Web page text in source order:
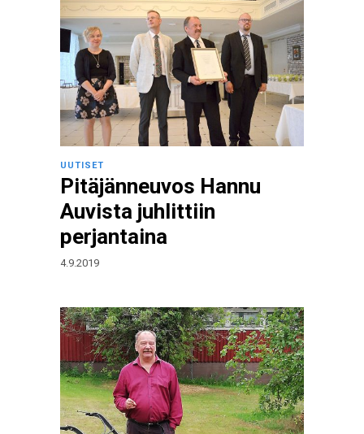
UUTISET
Pitäjänneuvos Hannu
Auvista juhlittiin
perjantaina
4.9.2019